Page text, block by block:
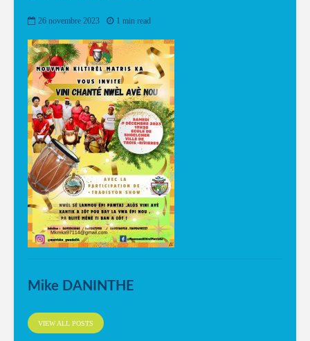
26 novembre 2023 1 min read
Mike DANINTHE
VIEW ALL POSTS